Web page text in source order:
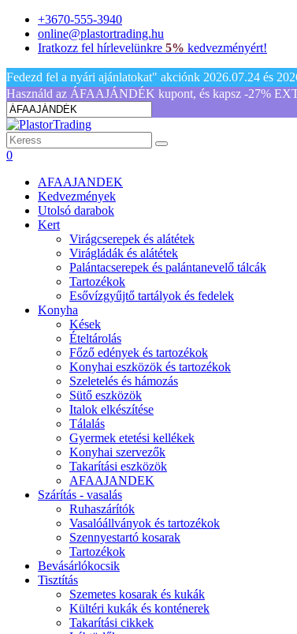
+3670-555-3940
online@plastortrading.hu
Iratkozz fel hírlevelünkre 5% kedvezményért!
Fedezd fel a nyári ajánlatokat" akciónk 2026.07.24 és
Használd az ÁFAAJÁNDÉK kupont, és kapsz -27%
0
AFAAJANDEK
Kedvezmények
Utolsó darabok
Kert
Virágcserepek és alátétek
Virágládák és alátétek
Palántacserepek és palántanevelő tálcák
Tartozékok
Esővízgyűjtő tartályok és fedelek
Konyha
Kések
Ételtárolás
Főző edények és tartozékok
Konyhai eszközök és tartozékok
Szeletelés és hámozás
Sütő eszközök
Italok elkészítése
Tálalás
Gyermek etetési kellékek
Konyhai szervezők
Takarítási eszközök
AFAAJANDEK
Szárítás - vasalás
Ruhaszárítók
Vasalóállványok és tartozékok
Szennyestartó kosarak
Tartozékok
Bevásárlókocsik
Tisztítás
Szemetes kosarak és kukák
Kültéri kukák és konténerek
Takarítási cikkek